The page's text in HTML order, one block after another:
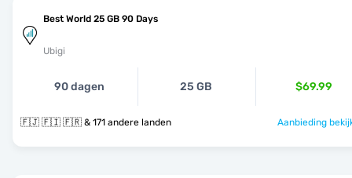
Best World 25 GB 90 Days
Ubigi
90 dagen 25 GB $69.99
🇫🇯 🇫🇮 🇫🇷 & 171 andere landen Aanbieding